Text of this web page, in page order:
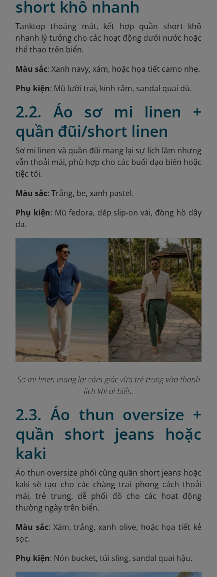
short khô nhanh
Tanktop thoáng mát, kết hợp quần short khô
nhanh lý tưởng cho các hoạt động dưới nước hoặc
thể thao trên biển.
Màu sắc: Xanh navy, xám, hoặc họa tiết camo nhẹ.
Phụ kiện: Mũ lưỡi trai, kính râm, sandal quai dù.
2.2. Áo sơ mi linen +
quần đũi/short linen
Sơ mi linen và quần đũi mang lại sự lịch lãm nhưng
vẫn thoải mái, phù hợp cho các buổi dạo biển hoặc
tiệc tối.
Màu sắc: Trắng, be, xanh pastel.
Phụ kiện: Mũ fedora, dép slip-on vải, đồng hồ dây
da.
Sơ mi linen mang lại cảm giác vừa trẻ trung vừa thanh
lịch khi đi biển.
2.3. Áo thun oversize +
quần short jeans hoặc
kaki
Áo thun oversize phối cùng quần short jeans hoặc
kaki sẽ tạo cho các chàng trai phong cách thoải
mái, trẻ trung, dễ phối đồ cho các hoạt động
thường ngày trên biển.
Màu sắc: Xám, trắng, xanh olive, hoặc họa tiết kẻ
sọc.
Phụ kiện: Nón bucket, túi sling, sandal quai hậu.